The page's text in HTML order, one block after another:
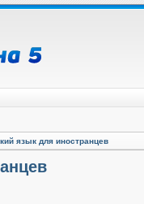
язык для иностранцев